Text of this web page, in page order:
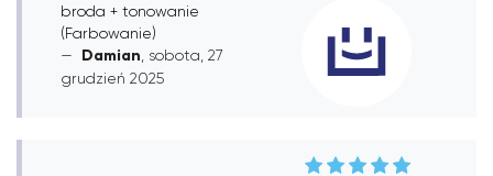
broda + tonowanie
(Farbowanie)
Damian , sobota, 27
grudzień 2025